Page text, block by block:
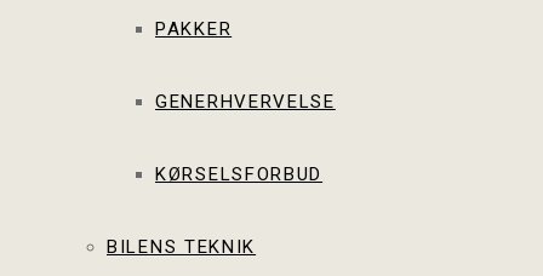
PAKKER
GENERHVERVELSE
KØRSELSFORBUD
BILENS TEKNIK